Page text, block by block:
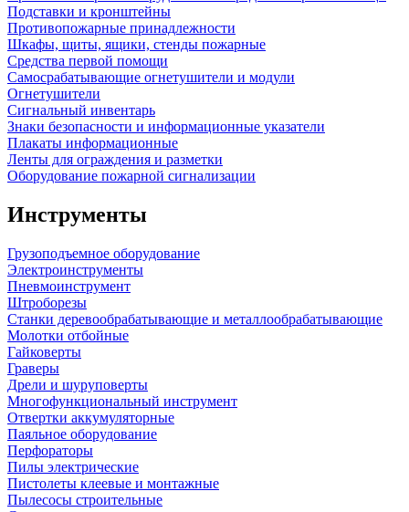
Подставки и кронштейны
Противопожарные принадлежности
Шкафы, щиты, ящики, стенды пожарные
Средства первой помощи
Самосрабатывающие огнетушители и модули
Огнетушители
Сигнальный инвентарь
Знаки безопасности и информационные указатели
Плакаты информационные
Ленты для ограждения и разметки
Оборудование пожарной сигнализации
Инструменты
Грузоподъемное оборудование
Электроинструменты
Пневмоинструмент
Штроборезы
Станки деревообрабатывающие и металлообрабатывающие
Молотки отбойные
Гайковерты
Граверы
Дрели и шуруповерты
Многофункциональный инструмент
Отвертки аккумуляторные
Паяльное оборудование
Перфораторы
Пилы электрические
Пистолеты клеевые и монтажные
Пылесосы строительные